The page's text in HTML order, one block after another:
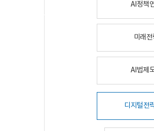
AI정책
미래
AI법제
디지털전